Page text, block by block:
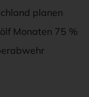
planen
Monaten 75 %